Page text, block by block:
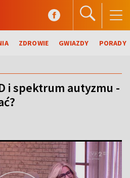
ZDROWIE GWIAZDY PORADY
i spektrum autyzmu -